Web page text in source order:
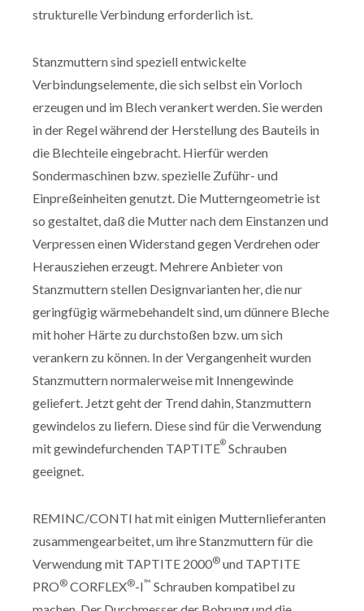
strukturelle Verbindung erforderlich ist.
Stanzmuttern sind speziell entwickelte
Verbindungselemente, die sich selbst ein Vorloch
erzeugen und im Blech verankert werden. Sie werden
in der Regel während der Herstellung des Bauteils in
die Blechteile eingebracht. Hierfür werden
Sondermaschinen bzw. spezielle Zuführ- und
Einpreßeinheiten genutzt. Die Mutterngeometrie ist
so gestaltet, daß die Mutter nach dem Einstanzen und
Verpressen einen Widerstand gegen Verdrehen oder
Herausziehen erzeugt. Mehrere Anbieter von
Stanzmuttern stellen Designvarianten her, die nur
geringfügig wärmebehandelt sind, um dünnere Bleche
mit hoher Härte zu durchstoßen bzw. um sich
verankern zu können. In der Vergangenheit wurden
Stanzmuttern normalerweise mit Innengewinde
geliefert. Jetzt geht der Trend dahin, Stanzmuttern
gewindelos zu liefern. Diese sind für die Verwendung
mit gewindefurchenden TAPTITE® Schrauben
geeignet.
REMINC/CONTI hat mit einigen Mutternlieferanten
zusammengearbeitet, um ihre Stanzmuttern für die
Verwendung mit TAPTITE 2000® und TAPTITE
PRO® CORFLEX®-I™ Schrauben kompatibel zu